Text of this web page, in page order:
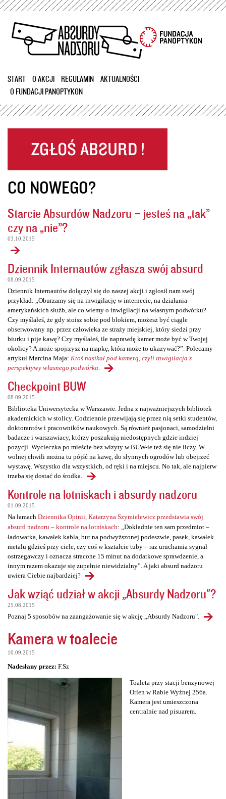
Przejdź
treści
START O AKCJI REGULAMIN
AKTUALNOŚCI
O FUNDACJI PANOPTYKON
CO NOWEGO?
Starcie Absurdów Nadzoru – jesteś na „tak”
czy na „nie”?
03.10.2015
Dziennik Internautów zgłasza swój absurd
08.09.2015
Dziennik Internautów dołączył się do naszej akcji i zgłosił nam swój
przykład: „Oburzamy się na inwigilację w internecie, na działania
amerykańskich służb, ale co wiemy o inwigilacji na własnym podwórku?
Czy myślałeś, że gdy stoisz sobie pod blokiem, możesz być ciągle
obserwowany np. przez człowieka ze straży miejskiej, który siedzi przy
biurku i pije kawę? Czy myślałeś, ile naprawdę kamer może być w Twojej
okolicy? A może spojrzysz na mapkę, która może to ukazywać?”. Polecamy
artykuł Marcina Maja: Ktoś nasikał pod kamerą, czyli inwigilacja z
perspektywy własnego podwórka
Checkpoint BUW
08.09.2015
Biblioteka Uniwersytecka w Warszawie. Jedna z najważniejszych bibliotek
akademickich w stolicy. Codziennie przewijają się przez nią setki studentów,
doktorantów i pracowników naukowych. Są również pasjonaci, samodzielni
badacze i warszawiacy, którzy poszukują niedostępnych gdzie indziej
pozycji. Wycieczka po mieście bez wizyty w BUW-ie też się nie liczy. W
wolnej chwili można tu pójść na kawę, do słynnych ogrodów lub obejrzeć
wystawę. Wszystko dla wszystkich, od ręki i na miejscu. No tak, ale najpierw
trzeba się dostać do środka.
Kontrole na lotniskach i absurdy nadzoru
01.09.2015
Na łamach Dziennika Opinii, Katarzyna Szymielewicz przedstawia swój
absurd nadzoru – kontrole na lotniskach: „Dokładnie ten sam przedmiot –
ładowarka, kawałek kabla, but na podwyższonej podeszwie, pasek, kawałek
metalu gdzieś przy ciele, czy coś w kształcie tuby – raz uruchamia sygnał
ostrzegawczy i oznacza stracone 15 minut na dodatkowe sprawdzenie, a
innym razem okazuje się zupełnie niewidzialny”. A jaki absurd nadzoru
uwiera Ciebie najbardziej?
Jak wziąć udział w akcji „Absurdy Nadzoru"?
25.08.2015
Poznaj 5 sposobów na zaangażowanie się w akcję „Absurdy Nadzoru".
Kamera w toalecie
10.09.2015
Nadesłany przez: F.Sz
Toaleta przy stacji benzynowej
Orlen w Rabie Wyżnej 256a.
Kamera jest umieszczona
centralnie nad pisuarem.